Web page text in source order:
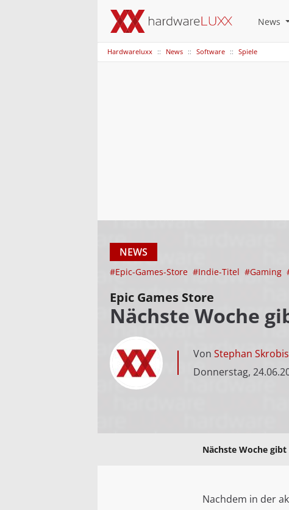
News
Hardwareluxx News Software Spiele
NEWS
#Epic-Games-Store #Indie-Titel #Gaming
Epic Games Store
Nächste Woche
Von Stephan
Donnerstag,
Nächste Woche
Nachdem in der